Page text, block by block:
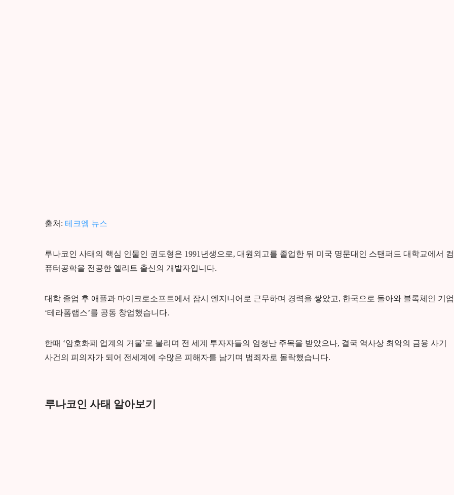
출처: 테크엠 뉴스
루나코인 사태의 핵심 인물인 권도형은 1991년생으로, 대원외고를 졸업한 뒤 미국 명문대인 스탠퍼드 대학교에서 컴
퓨터공학을 전공한 엘리트 출신의 개발자입니다.
대학 졸업 후 애플과 마이크로소프트에서 잠시 엔지니어로 근무하며 경력을 쌓았고, 한국으로 돌아와 블록체인 기업
‘테라폼랩스’를 공동 창업했습니다.
한때 ‘암호화폐 업계의 거물’로 불리며 전 세계 투자자들의 엄청난 주목을 받았으나, 결국 역사상 최악의 금융 사기
사건의 피의자가 되어 전세계에 수많은 피해자를 남기며 범죄자로 몰락했습니다.
루나코인 사태 알아보기